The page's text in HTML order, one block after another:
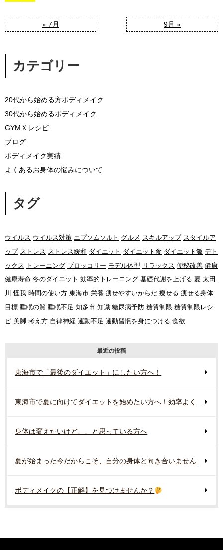
« 7月 9月 »
カテゴリー
20代から始める方ボディメイク
30代から始めるボディメイク
GYMＸレシピ
ブログ
ボディメイク実績
よくあるお身体の悩みについて
タグ
ウイルス ウイルス対策 エプソムソルト グルメ スキルアップ スタイルア
ップ ストレス ストレス緩和 ダイエット ダイエット食 ダイエット飯 デト
ックス トレーニング ブロッコリー モデル体型 リラックス 便秘改善 健康
健康寿命 冬のダイエット 効率的トレーニング 基礎代謝を上げる 夏 太田
川 怪我 時間の使い方 東海市 栄養 痩せやすいからだ 痩せる 痩せる身体
目標 睡眠の質 睡眠不足 知多市 知識 糖尿病予防 糖質制限 糖質制限レシ
ピ 美脚 考え方 自律神経 運動不足 運動習慣を身につける 食欲
最近の投稿
東海市で「最後のダイエット」にしたい方へ！
東海市で夏に向けてダイエットを始めたい方へ！効率よく行う準備とは？
身体は変えたいけど、、と思っている方へ
夏が始まった今だからこそ、自分の身体と向き合いませんか？
ボディメイクの【正解】を見つけませんか？